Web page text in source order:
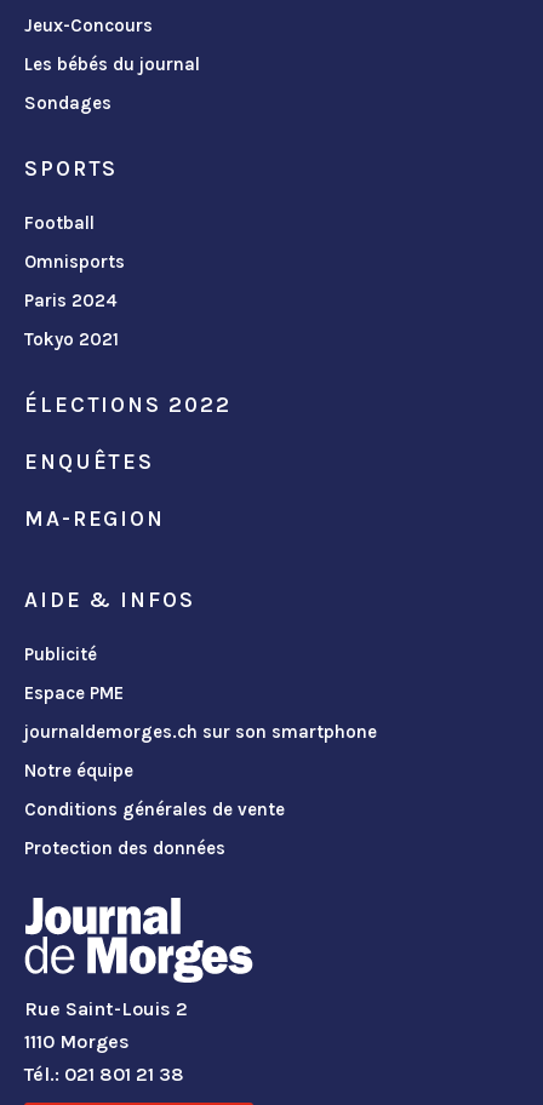
Jeux-Concours
Les bébés du journal
Sondages
SPORTS
Football
Omnisports
Paris 2024
Tokyo 2021
ÉLECTIONS 2022
ENQUÊTES
MA-REGION
AIDE & INFOS
Publicité
Espace PME
journaldemorges.ch sur son smartphone
Notre équipe
Conditions générales de vente
Protection des données
Rue Saint-Louis 2
1110 Morges
Tél.: 021 801 21 38